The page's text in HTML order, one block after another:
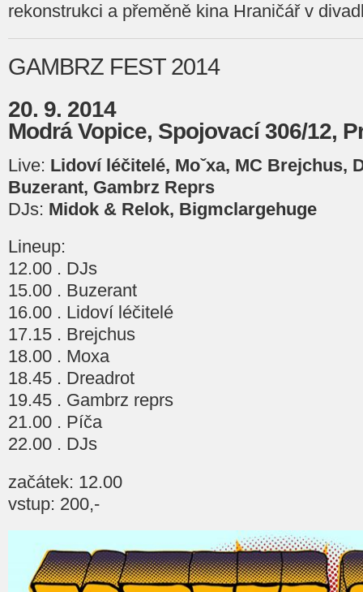
rekonstrukci a přeměně kina Hraničář v
GAMBRZ FEST 2014
20. 9. 2014
Modrá Vopice, Spojovací 306/12,
Live: Lidoví léčitelé, Moˇxa, MC Brejchus,
Buzerant, Gambrz Reprs
DJs: Midok & Relok, Bigmclargehuge
Lineup:
12.00 . DJs
15.00 . Buzerant
16.00 . Lidoví léčitelé
17.15 . Brejchus
18.00 . Moxa
18.45 . Dreadrot
19.45 . Gambrz reprs
21.00 . Píča
22.00 . DJs
začátek: 12.00
vstup: 200,-